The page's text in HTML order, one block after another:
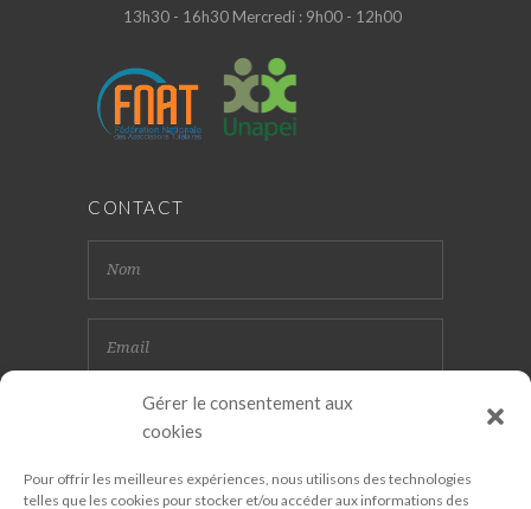
Gérer le consentement aux
cookies
Pour offrir les meilleures expériences, nous utilisons des technologies
telles que les cookies pour stocker et/ou accéder aux informations des
13h30 - 16h30 Mercredi : 9h00 - 12h00
CONTACT